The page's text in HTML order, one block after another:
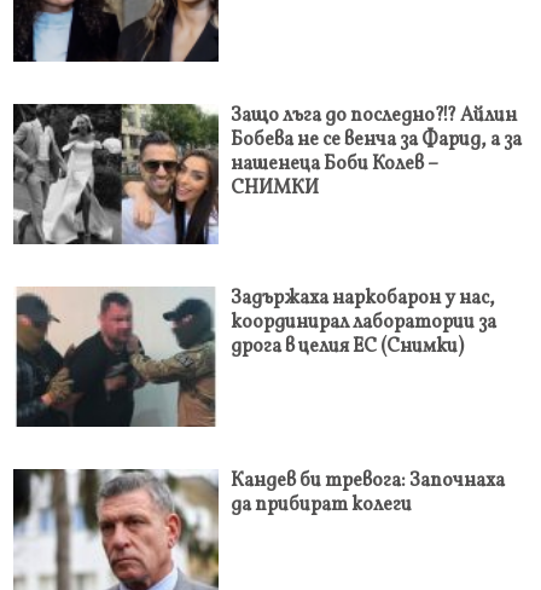
Защо лъга до последно?!? Айлин
Бобева не се венча за Фарид, а за
нашенеца Боби Колев –
СНИМКИ
Задържаха наркобарон у нас,
координирал лаборатории за
дрога в целия ЕС (Снимки)
Кандев би тревога: Започнаха
да прибират колеги